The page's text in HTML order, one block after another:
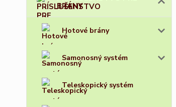
BRÁNY
Hotové brány
Samonosný systém
Teleskopický systém